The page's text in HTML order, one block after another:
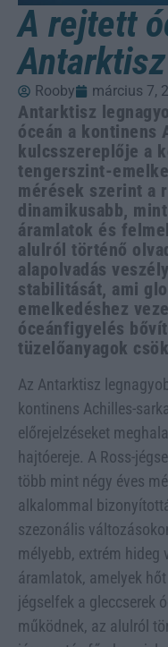
A rejtett
Rooby március 7,
Antarktisz
óceán a kontinens
kulcsszereplője a
tengerszint-
mérések szerint a
dinamikusabb,
áramlatok és
alulról történő
alapolvadás
stabilitását, ami
emelkedéshez
óceánfigyelés
tüzelőanyagok
Az Antarktisz
kontinens Achilles-
előrejelzéseket
hajtóereje. A Ross-
több mint négy éves
alkalommal
szezonális
mélyebb, extrém
áramlatok, amelyek
jégselfek a gleccserek
működnek, az alulról